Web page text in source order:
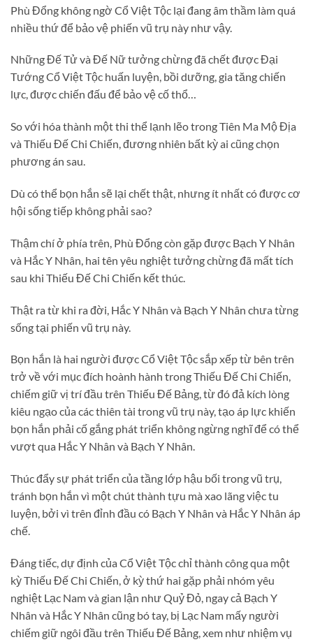
Phù Đổng không ngờ Cổ Việt Tộc lại đang âm thầm làm quá
nhiều thứ để bảo vệ phiến vũ trụ này như vậy.
Những Đế Tử và Đế Nữ tưởng chừng đã chết được Đại
Tướng Cổ Việt Tộc huấn luyện, bồi dưỡng, gia tăng chiến
lực, được chiến đấu để bảo vệ cố thổ…
So với hóa thành một thi thể lạnh lẽo trong Tiên Ma Mộ Địa
và Thiếu Đế Chi Chiến, đương nhiên bất kỳ ai cũng chọn
phương án sau.
Dù có thể bọn hắn sẽ lại chết thật, nhưng ít nhất có được cơ
hội sống tiếp không phải sao?
Thậm chí ở phía trên, Phù Đổng còn gặp được Bạch Y Nhân
và Hắc Y Nhân, hai tên yêu nghiệt tưởng chừng đã mất tích
sau khi Thiếu Đế Chi Chiến kết thúc.
Thật ra từ khi ra đời, Hắc Y Nhân và Bạch Y Nhân chưa từng
sống tại phiến vũ trụ này.
Bọn hắn là hai người được Cổ Việt Tộc sắp xếp từ bên trên
trở về với mục đích hoành hành trong Thiếu Đế Chi Chiến,
chiếm giữ vị trí đầu trên Thiếu Đế Bảng, từ đó đả kích lòng
kiêu ngạo của các thiên tài trong vũ trụ này, tạo áp lực khiến
bọn hắn phải cố gắng phát triển không ngừng nghĩ để có thể
vượt qua Hắc Y Nhân và Bạch Y Nhân.
Thúc đẩy sự phát triển của tầng lớp hậu bối trong vũ trụ,
tránh bọn hắn vì một chút thành tựu mà xao lãng việc tu
luyện, bởi vì trên đỉnh đầu có Bạch Y Nhân và Hắc Y Nhân áp
chế.
Đáng tiếc, dự định của Cổ Việt Tộc chỉ thành công qua một
kỳ Thiếu Đế Chi Chiến, ở kỳ thứ hai gặp phải nhóm yêu
nghiệt Lạc Nam và gian lận như Quỷ Đỏ, ngay cả Bạch Y
Nhân và Hắc Y Nhân cũng bó tay, bị Lạc Nam mấy người
chiếm giữ ngôi đầu trên Thiếu Đế Bảng, xem như nhiệm vụ